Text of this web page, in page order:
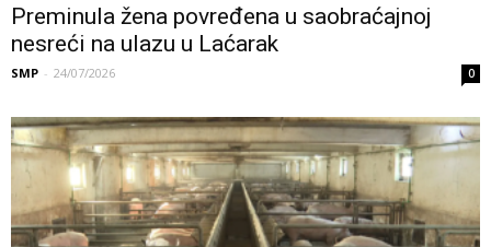
Preminula žena povređena u saobraćajnoj
nesreći na ulazu u Laćarak
SMP - 24/07/2026 0